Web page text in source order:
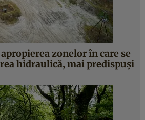
zonelor în care se
hidraulică, mai predispuși